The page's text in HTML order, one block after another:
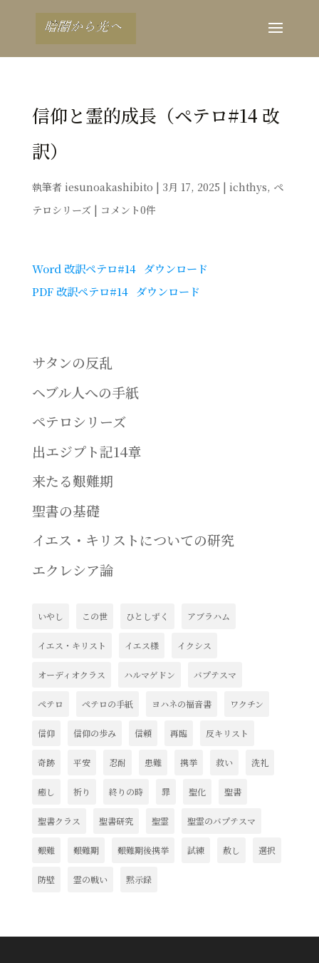
信仰と霊的成長（ペテロ#14 改
訳）
執筆者 iesunoakashibito | 3月 17, 2025 | ichthys, ペ
テロシリーズ | コメント0件
Word 改訳ペテロ#14 ダウンロード
PDF 改訳ペテロ#14 ダウンロード
サタンの反乱
ヘブル人への手紙
ペテロシリーズ
出エジプト記14章
来たる艱難期
聖書の基礎
イエス・キリストについての研究
エクレシア論
いやし この世 ひとしずく アブラハム
イエス・キリスト イエス様 イクシス
オーディオクラス ハルマゲドン バプテスマ
ペテロ ペテロの手紙 ヨハネの福音書 ワクチン
信仰 信仰の歩み 信頼 再臨 反キリスト
奇跡 平安 忍耐 患難 携挙 救い 洗礼
癒し 祈り 終りの時 罪 聖化 聖書
聖書クラス 聖書研究 聖霊 聖霊のバプテスマ
艱難 艱難期 艱難期後携挙 試練 赦し 選択
防壁 霊の戦い 黙示録